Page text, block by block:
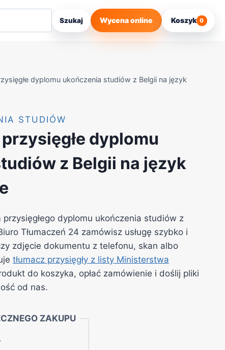
Szukaj Wycena online Koszyk 0
dyplomu ukończenia studiów z Belgii na język
STUDIÓW
dyplomu
z Belgii na język
przysięgłego dyplomu ukończenia studiów z
Tłumaczeń 24 zamówisz usługę szybko i
zdjęcie dokumentu z telefonu, skan albo
tłumacz przysięgły z listy Ministerstwa
do koszyka, opłać zamówienie i doślij pliki
od nas.
ZAKUPU